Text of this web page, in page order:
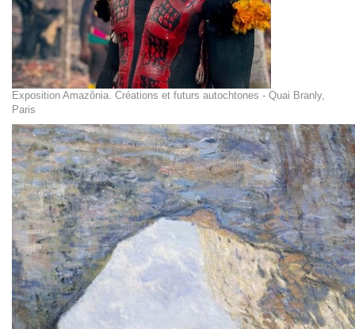
Exposition Amazônia. Créations et futurs autochtones - Quai Branly,
Paris